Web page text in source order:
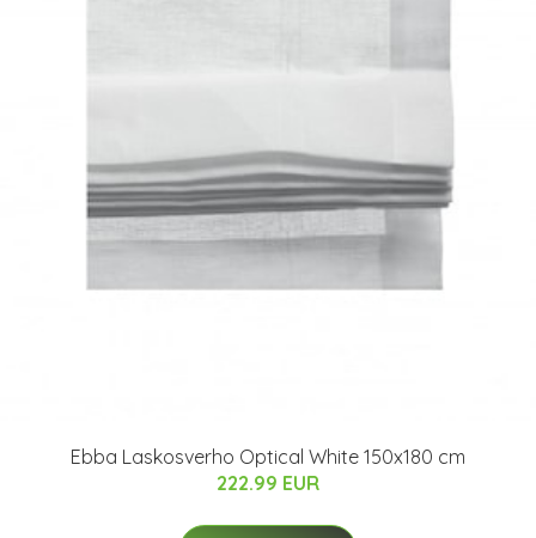
Ebba Laskosverho Optical White 150x180 cm
222.99 EUR